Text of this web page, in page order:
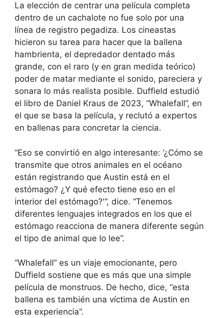
La elección de centrar una película completa
dentro de un cachalote no fue solo por una
línea de registro pegadiza. Los cineastas
hicieron su tarea para hacer que la ballena
hambrienta, el depredador dentado más
grande, con el raro (y en gran medida teórico)
poder de matar mediante el sonido, pareciera y
sonara lo más realista posible. Duffield estudió
el libro de Daniel Kraus de 2023, “Whalefall”, en
el que se basa la película, y reclutó a expertos
en ballenas para concretar la ciencia.
“Eso se convirtió en algo interesante: ‘¿Cómo se
transmite que otros animales en el océano
están registrando que Austin está en el
estómago? ¿Y qué efecto tiene eso en el
interior del estómago?'”, dice. “Tenemos
diferentes lenguajes integrados en los que el
estómago reacciona de manera diferente según
el tipo de animal que lo lee”.
“Whalefall” es un viaje emocionante, pero
Duffield sostiene que es más que una simple
película de monstruos. De hecho, dice, “esta
ballena es también una víctima de Austin en
esta experiencia”.